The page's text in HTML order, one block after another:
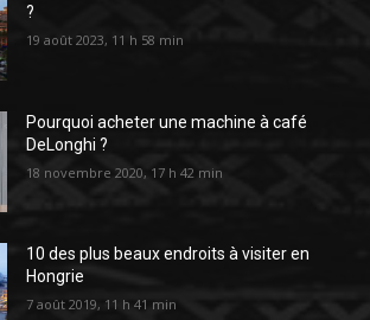
?
19 août 2023, 11 h 58 min
Pourquoi acheter une machine à café
DeLonghi ?
18 novembre 2020, 17 h 42 min
10 des plus beaux endroits à visiter en
Hongrie
7 août 2019, 11 h 41 min